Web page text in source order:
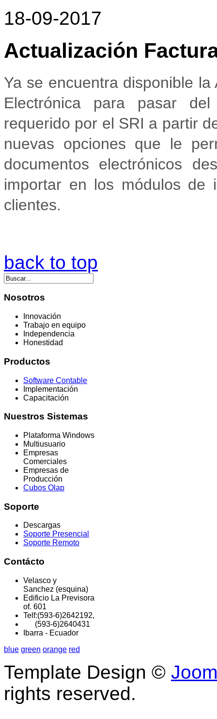
18-09-2017
Actualización
Ya se encuentra disponible
Electrónica para pasar
requerido por el SRI a partir
nuevas opciones que le
documentos electrónicos
importar en los módulos de
clientes.
back to top
Nosotros
Innovación
Trabajo en equipo
Independencia
Honestidad
Productos
Software Contable
Implementación
Capacitación
Nuestros Sistemas
Plataforma Windows
Multiusuario
Empresas
Comerciales
Empresas de
Producción
Cubos Olap
Soporte
Descargas
Soporte Presencial
Soporte Remoto
Contácto
Velasco y
Sanchez (esquina)
Edificio La Previsora
of. 601
Telf:(593-6)2642192,
(593-6)2640431
Ibarra - Ecuador
blue green orange red
Template Design ©
rights reserved.